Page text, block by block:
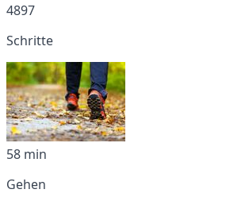
4897
Schritte
58 min
Gehen